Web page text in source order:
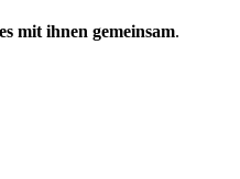
mit ihnen gemeinsam.